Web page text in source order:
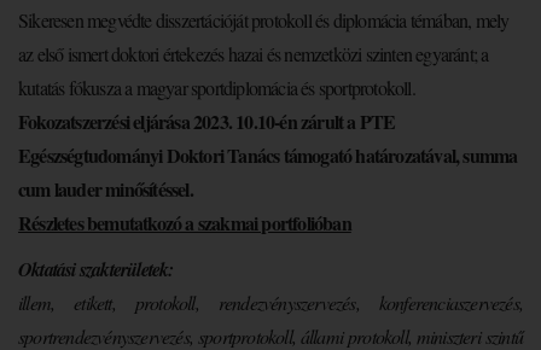
Sikeresen megvédte disszertációját protokoll és diplomácia témában, mely
az első ismert doktori értekezés hazai és nemzetközi szinten egyaránt; a
kutatás fókusza a magyar sportdiplomácia és sportprotokoll.
Fokozatszerzési eljárása 2023. 10.10-én zárult a PTE
Egészségtudományi Doktori Tanács támogató határozatával, summa
cum lauder minősítéssel.
Részletes bemutatkozó a szakmai portfolióban
Oktatási szakterületek:
illem, etikett, protokoll, rendezvényszervezés, konferenciaszervezés,
sportrendezvényszervezés, sportprotokoll, állami protokoll, miniszteri szintű